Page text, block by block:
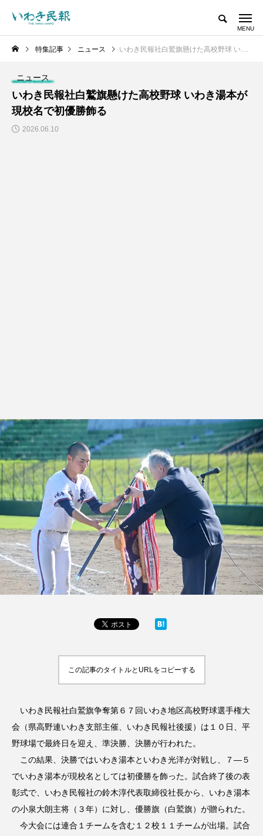
特集記事 ニュース いわき民報社白鷲旗懸けた高校野球 いわき湯本が現校名で初優勝飾る
ニュース
いわき民報社白鷲旗懸けた高校野球 いわき湯本が
現校名で初優勝飾る
2026.06.10
この記事のタイトルとURLをコピーする
いわき民報社白鷲旗争奪第６７回いわき地区高校野球選手権大
会（県高野連いわき支部主催、いわき民報社後援）は１０日、平
野球場で最終日を迎え、準決勝、決勝が行われた。
この結果、決勝ではいわき湯本といわき光洋が対戦し、７―５
でいわき湯本が現校名としては初優勝を飾った。試合終了後の表
彰式で、いわき民報社の鈴木淳代表取締役社長から、いわき湯本
の小泉大朗主将（３年）に対し、優勝旗（白鷲旗）が贈られた。
今大会には連合１チームを含む１２校１１チームが出場。試合